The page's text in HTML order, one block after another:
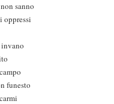
sanno
oppressi
funesto